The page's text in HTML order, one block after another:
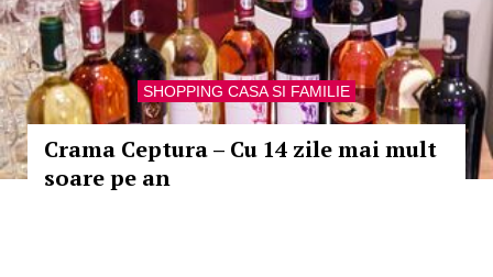
SHOPPING CASA SI FAMILIE
Crama Ceptura – Cu 14 zile mai mult
soare pe an